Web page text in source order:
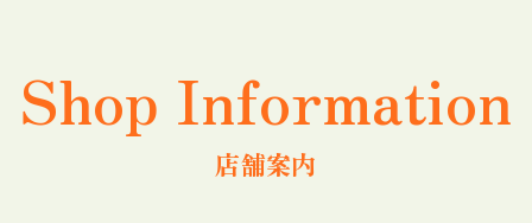
Shop Information
店舗案内